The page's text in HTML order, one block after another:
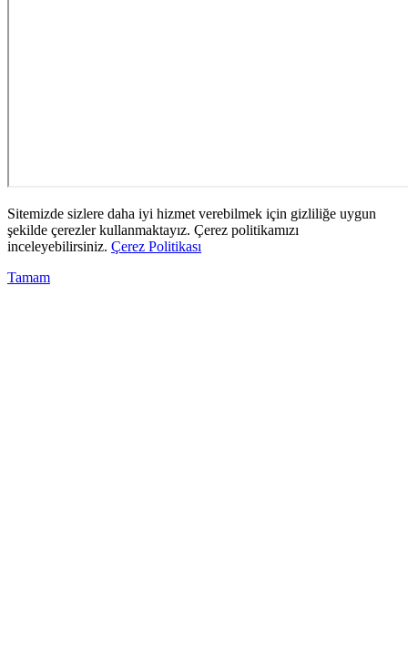
Sitemizde sizlere daha iyi hizmet verebilmek için gizliliğe uygun
şekilde çerezler kullanmaktayız. Çerez politikamızı
inceleyebilirsiniz. Çerez Politikası
Tamam